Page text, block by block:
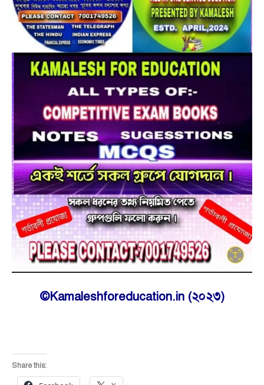
©Kamaleshforeducation.in (২০২৩)
Share this: